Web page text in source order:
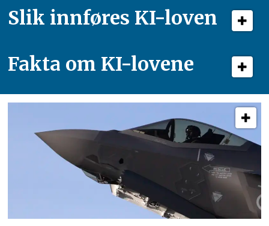
Slik innføres KI-loven
Fakta om KI-lovene